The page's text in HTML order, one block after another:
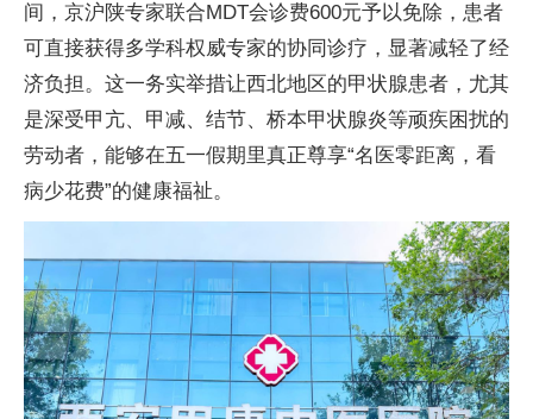
间，京沪陕专家联合MDT会诊费600元予以免除，患者
可直接获得多学科权威专家的协同诊疗，显著减轻了经
济负担。这一务实举措让西北地区的甲状腺患者，尤其
是深受甲亢、甲减、结节、桥本甲状腺炎等顽疾困扰的
劳动者，能够在五一假期里真正尊享“名医零距离，看
病少花费”的健康福祉。